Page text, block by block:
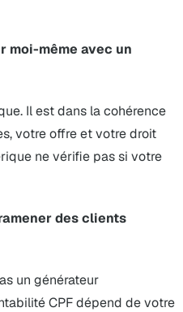
moi-même avec un
Il est dans la cohérence
votre offre et votre droit
ne vérifie pas si votre
des clients
un générateur
CPF dépend de votre